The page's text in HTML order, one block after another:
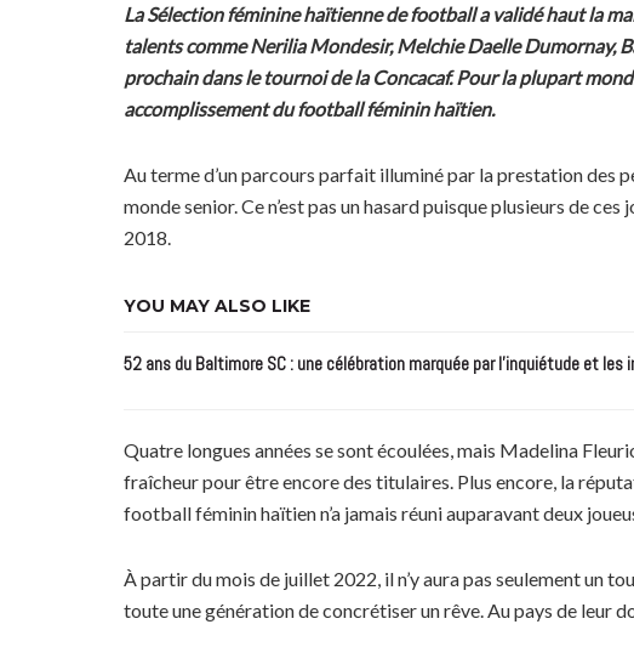
La Sélection féminine haïtienne de football a validé haut la
talents comme Nerilia Mondesir, Melchie Daelle Dumornay,
prochain dans le tournoi de la Concacaf. Pour la plupart
accomplissement du football féminin haïtien.
Au terme d’un parcours parfait illuminé par la prestation des
monde senior. Ce n’est pas un hasard puisque plusieurs de
2018.
YOU MAY ALSO LIKE
52 ans du Baltimore SC : une célébration marquée par l’inquiétude et les
Quatre longues années se sont écoulées, mais Madelina
fraîcheur pour être encore des titulaires. Plus encore, la
football féminin haïtien n’a jamais réuni auparavant deux
À partir du mois de juillet 2022, il n’y aura pas seulement un
toute une génération de concrétiser un rêve. Au pays de leur